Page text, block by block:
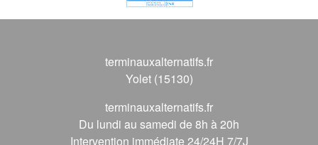
terminauxalternatifs.fr
Yolet (15130)
terminauxalternatifs.fr
Du lundi au samedi de 8h à 20h
Intervention immédiate 24/24H 7/7J